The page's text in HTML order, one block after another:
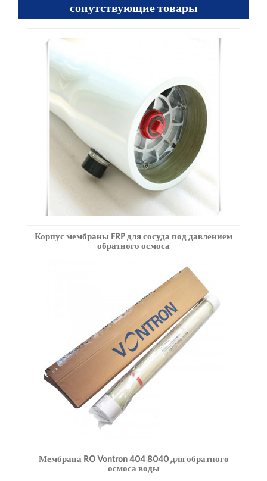
сопутствующие товары
Корпус мембраны FRP для сосуда под давлением
обратного осмоса
Мембрана RO Vontron 404 8040 для обратного
осмоса воды